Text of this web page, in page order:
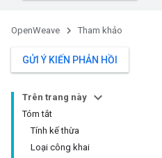
OpenWeave Tham khảo
GỬI Ý KIẾN PHẢN HỒI
Trên trang này
Tóm tắt
Tính kế thừa
Loại công khai